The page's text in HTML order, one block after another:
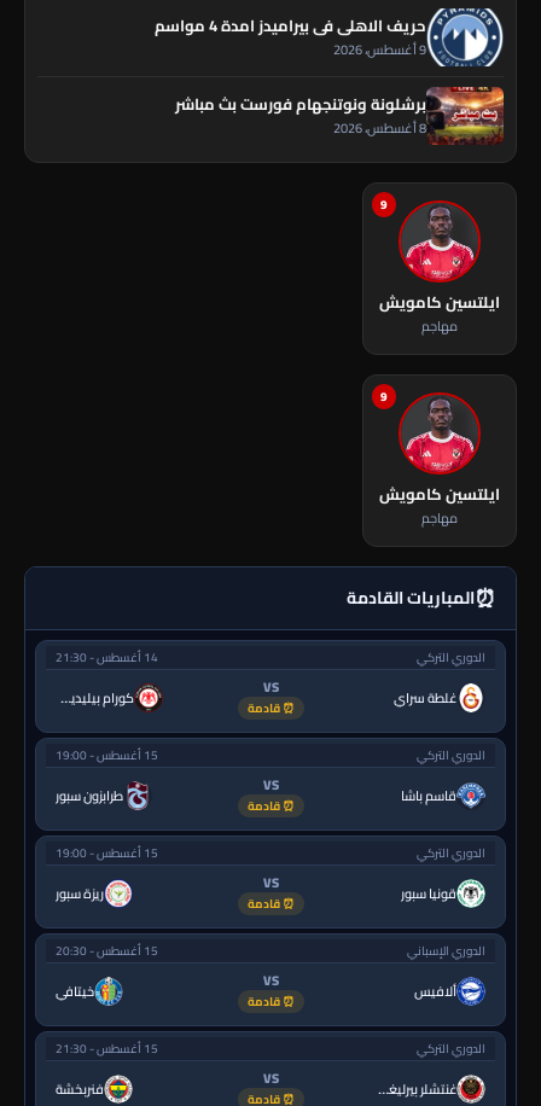
حريف الاهلي فى بيراميدز امدة 4 مواسم
9 أغسطس، 2026
برشلونة ونوتنجهام فورست بث مباشر
8 أغسطس، 2026
9
ايلتسين كامويش
مهاجم
9
ايلتسين كامويش
مهاجم
⏰المباريات القادمة
الدوري التركي 14 أغسطس - 21:30
غلطة سراي VS
⏰ قادمة كورام بيليديسبور
الدوري التركي 15 أغسطس - 19:00
قاسم باشا VS
⏰ قادمة طرابزون سبور
الدوري التركي 15 أغسطس - 19:00
قونيا سبور VS
⏰ قادمة ريزة سبور
الدوري الإسباني 15 أغسطس - 20:30
ألافيس VS
⏰ قادمة خيتافي
الدوري التركي 15 أغسطس - 21:30
غنتشلر بيرليغي VS
⏰ قادمة فنربخشة